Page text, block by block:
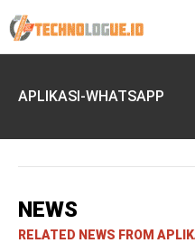
APLIKASI-WHATSAPP
NEWS
RELATED NEWS FROM